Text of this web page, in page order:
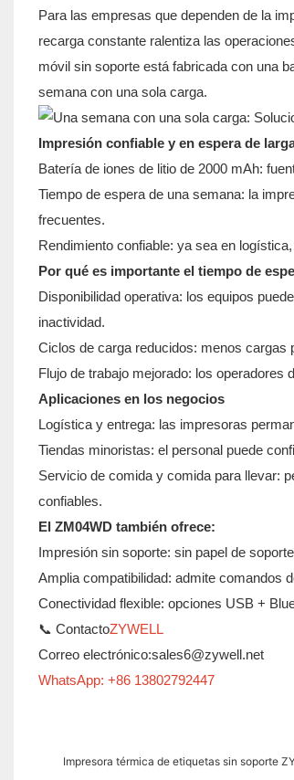
Para las empresas que dependen de la
recarga constante ralentiza las
móvil sin soporte está fabricada con una
semana con una sola carga.
Impresión confiable y en espera de
Batería de iones de litio de 2000 mAh:
Tiempo de espera de una semana: la
frecuentes.
Rendimiento confiable: ya sea en
Por qué es importante el tiempo de
Disponibilidad operativa: los equipos
inactividad.
Ciclos de carga reducidos: menos cargas
Flujo de trabajo mejorado: los
Aplicaciones en los negocios
Logística y entrega: las impresoras
Tiendas minoristas: el personal puede
Servicio de comida y comida para llevar:
confiables.
El ZM04WD también ofrece:
Impresión sin soporte: sin papel de
Amplia compatibilidad: admite comandos
Conectividad flexible: opciones USB +
📞 ContactoZYWELL
Correo electrónico:sales6@zywell.net
WhatsApp: +86 13802792447
Impresora térmica de etiquetas sin soporte